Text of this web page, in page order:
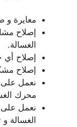
معايرة و
إصلاح
الغسالة.
إصلاح
إصلاح
نعمل
محرك
نعمل على
الغسالة